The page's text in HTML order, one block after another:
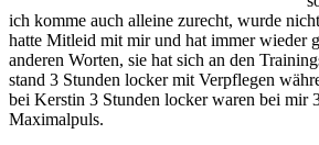
ich komme auch alleine zurecht, wurde
hatte Mitleid mit mir und hat immer wieder
anderen Worten, sie hat sich an den
stand 3 Stunden locker mit Verpflegen
bei Kerstin 3 Stunden locker waren bei mir
Maximalpuls.